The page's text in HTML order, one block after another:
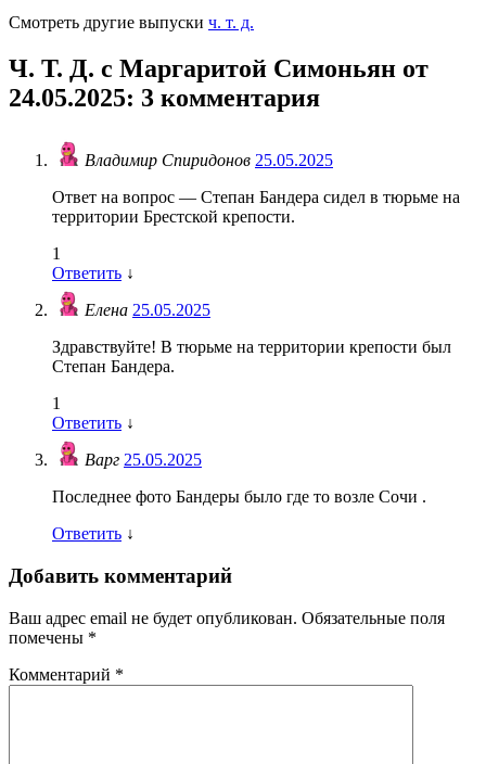
Смотреть другие выпуски ч. т. д.
Ч. Т. Д. с Маргаритой Симоньян от
24.05.2025: 3 комментария
Владимир Спиридонов 25.05.2025
Ответ на вопрос — Степан Бандера сидел в тюрьме на
территории Брестской крепости.
1
Ответить ↓
Елена 25.05.2025
Здравствуйте! В тюрьме на территории крепости был
Степан Бандера.
1
Ответить ↓
Варг 25.05.2025
Последнее фото Бандеры было где то возле Сочи .
Ответить ↓
Добавить комментарий
Ваш адрес email не будет опубликован. Обязательные поля
помечены *
Комментарий *